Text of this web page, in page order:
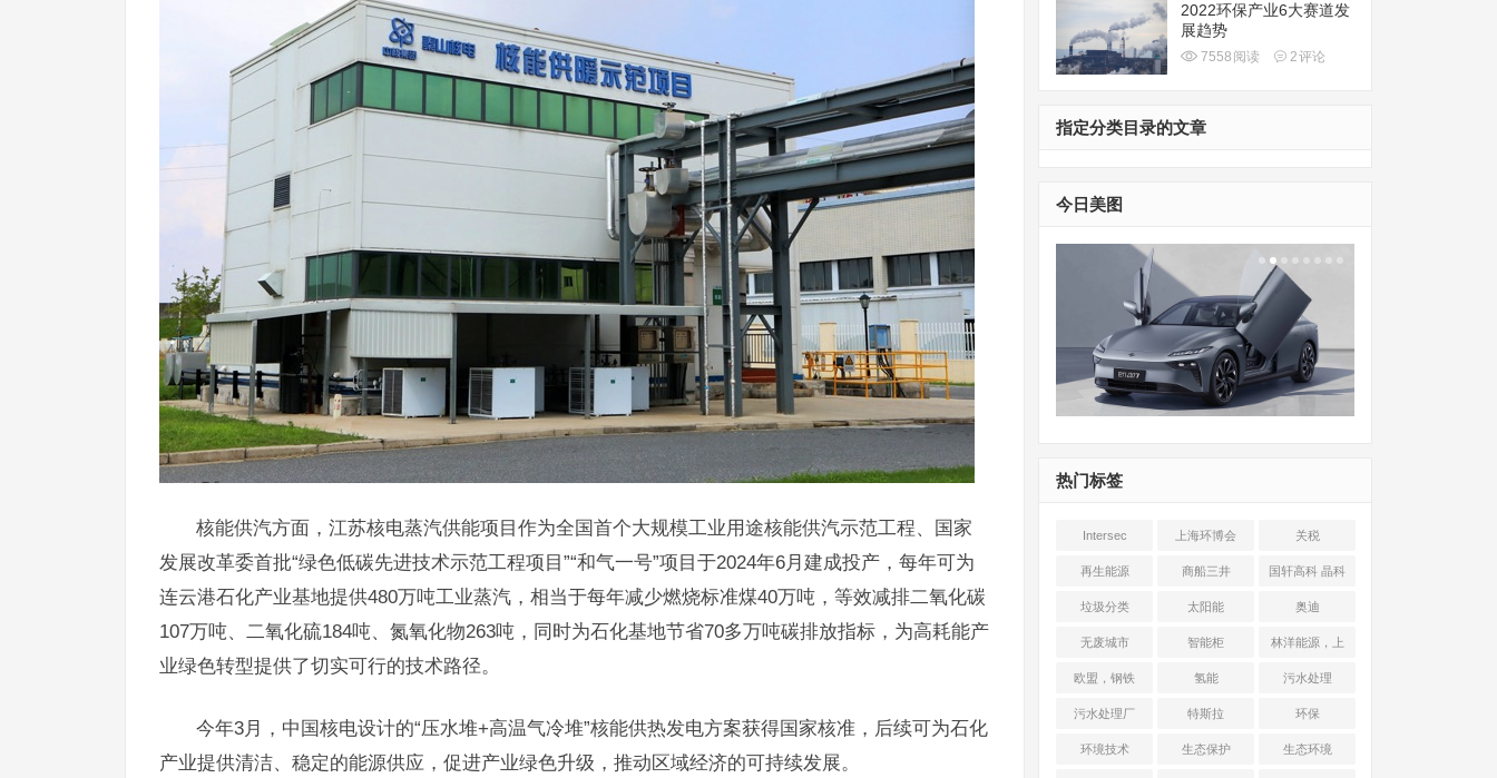
核能供汽方面，江苏核电蒸汽供能项目作为全国首个大规模工业用途核能供汽示范工程、国家
发展改革委首批“绿色低碳先进技术示范工程项目”“和气一号”项目于2024年6月建成投产，每年可为
连云港石化产业基地提供480万吨工业蒸汽，相当于每年减少燃烧标准煤40万吨，等效减排二氧化碳
107万吨、二氧化硫184吨、氮氧化物263吨，同时为石化基地节省70多万吨碳排放指标，为高耗能产
业绿色转型提供了切实可行的技术路径。
今年3月，中国核电设计的“压水堆+高温气冷堆”核能供热发电方案获得国家核准，后续可为石化
产业提供清洁、稳定的能源供应，促进产业绿色升级，推动区域经济的可持续发展。
2022环保产业6大赛道发
展趋势
7558 阅读 2评论
指定分类目录的文章
今日美图
7月9日 上海合作组织国家绿色发展论坛开幕
式现场
热门标签
Intersec
Shanghai
上海环博会 关税
再生能源 商船三井 国轩高科 晶科
能源 光伏+储能
垃圾分类 太阳能 奥迪
无废城市 智能柜 林洋能源，上
海舜华新能源
欧盟，钢铁 氢能 污水处理
污水处理厂 特斯拉 环保
环境技术 生态保护 生态环境